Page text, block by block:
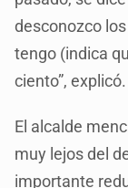
desconozco
tengo (indica
ciento”, explicó.
El alcalde
muy lejos del
importante